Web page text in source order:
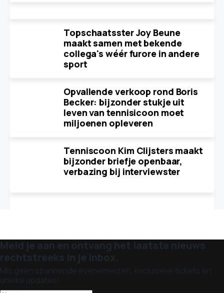
Topschaatsster Joy Beune
maakt samen met bekende
collega's wéér furore in andere
sport
Opvallende verkoop rond Boris
Becker: bijzonder stukje uit
leven van tennisicoon moet
miljoenen opleveren
Tenniscoon Kim Clijsters maakt
bijzonder briefje openbaar,
verbazing bij interviewster
Meld je aan en ontvang het laatste nieuws
rechtstreeks in je inbox.
Mis geen spannende evenementen, exclusieve tickets en
unieke updates!